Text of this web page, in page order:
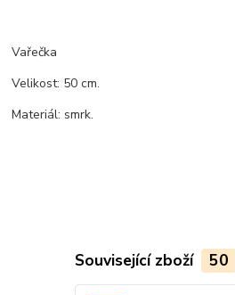
Vařečka
Velikost: 50 cm.
Materiál: smrk.
Související zboží 50